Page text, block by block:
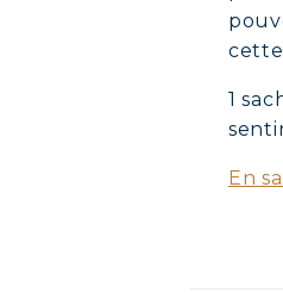
1
En